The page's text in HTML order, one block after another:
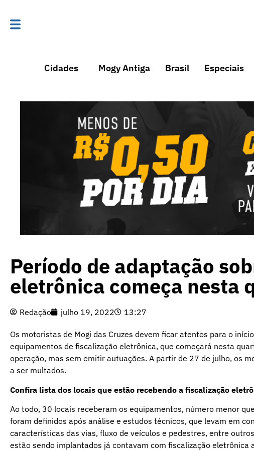
Cidades Mogy Antiga Brasil Especiais
Período de adaptação
eletrônica começa nesta
Redação julho 19, 2022 13:27
Os motoristas de Mogi das Cruzes devem ficar atentos para o
equipamentos de fiscalização eletrônica, que começará nesta
operação, mas sem emitir autuações. A partir de 27 de julho, os
a ser multados.
Confira lista dos locais que estão recebendo a fiscalização
Ao todo, 30 locais receberam os equipamentos, número menor
foram definidos após análise e estudos técnicos, que levam em
características das vias, fluxo de veículos e pedestres, entre
estão sendo implantados já contavam com fiscalização